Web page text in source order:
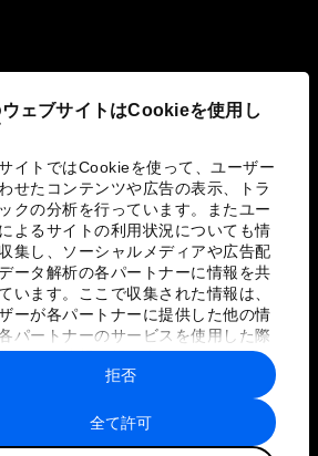
ウェブサイトはCookieを使用し
イトではCookieを使って、ユーザー
せたコンテンツや広告の表示、トラ
クの分析を行っています。またユー
よるサイトの利用状況についても情
集し、ソーシャルメディアや広告配
ータ解析の各パートナーに情報を共
います。ここで収集された情報は、
ーが各パートナーに提供した他の情
パートナーのサービスを使用した際
された情報と組み合わされ、各パー
によって使用されることがありま
全て許可
拒否
取り組み
シーポリシーと利用規約
サイトマップ